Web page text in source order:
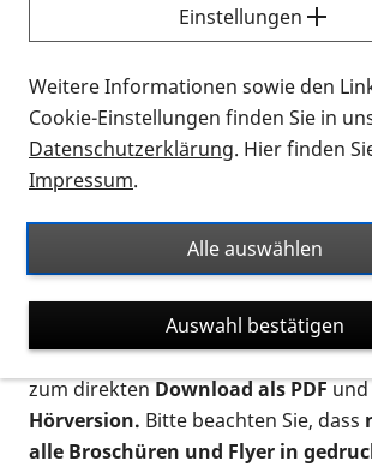
suchen und dieses bestellen bzw.
können? Schauen Sie sich die
Thema Infomaterial auf der PRO
für blinde und sehbehinderte
Auf dieser Seite finden Sie sämtliches
Ort. Nutzen Sie den Formatfilter, um
nach Flyern und Broschüren, Audios
suchen. Die meisten Flyer und
verschiedenen Formaten angeboten:
postalischen Bestellung als
zum direktenDownload als PDFund
Hörversion. Bitte beachten Sie, dass
alle Broschüren und Flyer in
Einstellungen
Weitere Informationen sowie den
Cookie-Einstellungen finden Sie in
Datenschutzerklärung. Hier finden
Impressum.
Alle auswählen
Auswahl bestätigen